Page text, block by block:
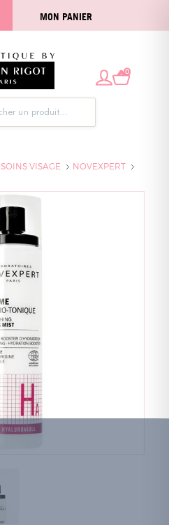
MON PANIER
0
SOINS VISAGE
NOVEXPERT